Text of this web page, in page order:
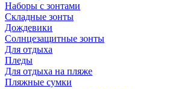
Наборы с зонтами
Складные зонты
Дождевики
Солнцезащитные зонты
Для отдыха
Пледы
Для отдыха на пляже
Пляжные сумки